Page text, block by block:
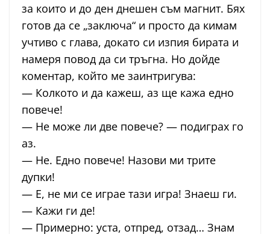
за които и до ден днешен съм магнит. Бях
готов да се „заключа“ и просто да кимам
учтиво с глава, докато си изпия бирата и
намеря повод да си тръгна. Но дойде
коментар, който ме заинтригува:
— Колкото и да кажеш, аз ще кажа едно
повече!
— Не може ли две повече? — подиграх го
аз.
— Не. Едно повече! Назови ми трите
дупки!
— Е, не ми се играе тази игра! Знаеш ги.
— Кажи ги де!
— Примерно: уста, отпред, отзад… Знам